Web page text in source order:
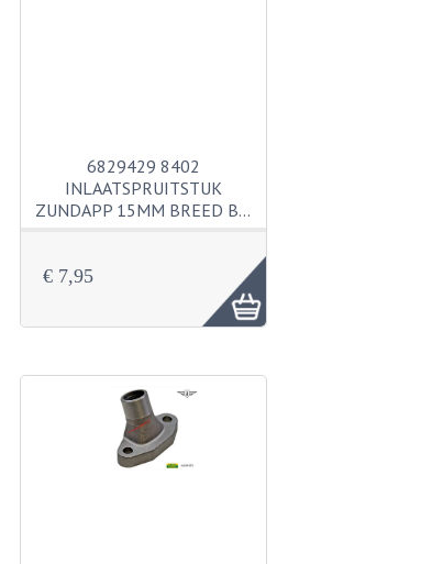
6829429 8402
INLAATSPRUITSTUK
ZUNDAPP 15MM BREED B…
€ 7,95